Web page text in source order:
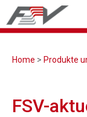
Home > Produkte
FSV-